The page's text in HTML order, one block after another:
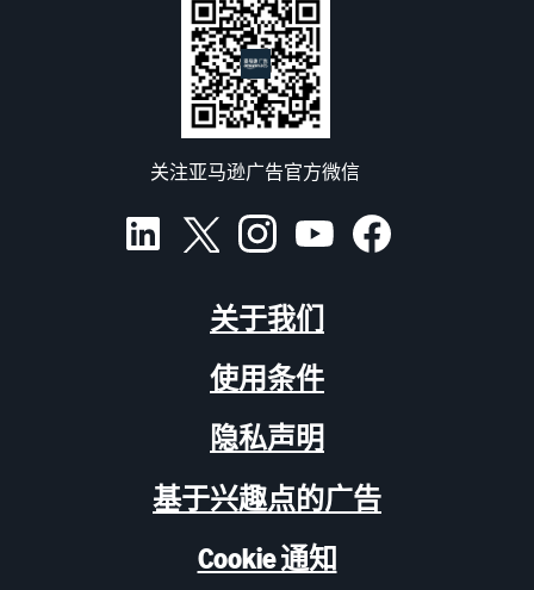
关注亚马逊广告官方微信
关于我们
使用条件
隐私声明
基于兴趣点的广告
Cookie 通知